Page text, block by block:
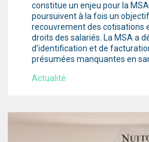
constitue un enjeu pour la
poursuivent à la fois un
recouvrement des cotisations
droits des salariés. La MSA a
d’identification et de
présumées manquantes en
Actualité